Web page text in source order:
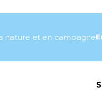
nature et en campagne